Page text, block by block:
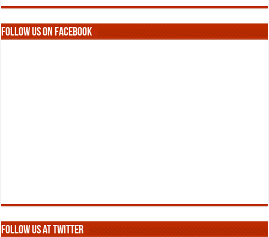
Follow us on Facebook
Follow us at Twitter